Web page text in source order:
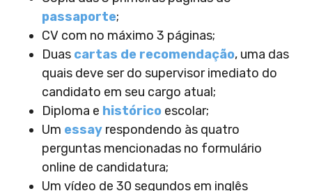
passaporte;
CV com no máximo 3 páginas;
Duas cartas de recomendação, uma das
quais deve ser do supervisor imediato do
candidato em seu cargo atual;
Diploma e histórico escolar;
Um essay respondendo às quatro
perguntas mencionadas no formulário
online de candidatura;
Um vídeo de 30 segundos em inglês